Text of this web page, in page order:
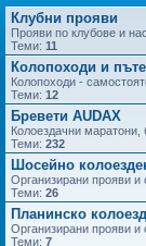
Клубни прояви
Прояви по клубове и
Теми: 11
Колопоходи и
Колопоходи -
Теми: 12
Бревети AUDAX
Колоездачни маратони,
Теми: 232
Шосейно
Организирани прояви и
Теми: 26
Планинско
Организирани прояви и
Теми: 7